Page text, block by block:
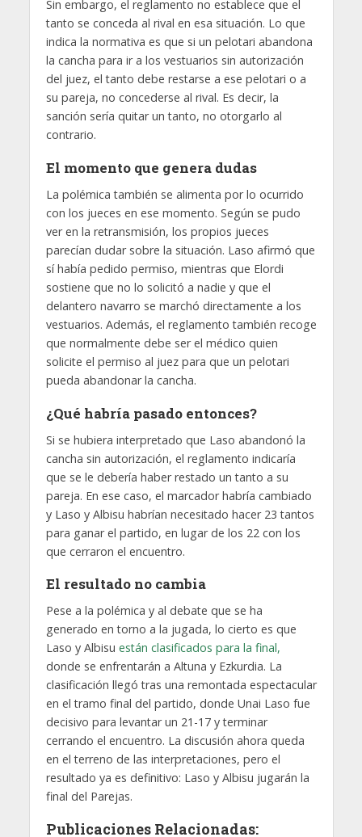
Sin embargo, el reglamento no establece que el
tanto se conceda al rival en esa situación. Lo que
indica la normativa es que si un pelotari abandona
la cancha para ir a los vestuarios sin autorización
del juez, el tanto debe restarse a ese pelotari o a
su pareja, no concederse al rival. Es decir, la
sanción sería quitar un tanto, no otorgarlo al
contrario.
El momento que genera dudas
La polémica también se alimenta por lo ocurrido
con los jueces en ese momento. Según se pudo
ver en la retransmisión, los propios jueces
parecían dudar sobre la situación. Laso afirmó que
sí había pedido permiso, mientras que Elordi
sostiene que no lo solicitó a nadie y que el
delantero navarro se marchó directamente a los
vestuarios. Además, el reglamento también recoge
que normalmente debe ser el médico quien
solicite el permiso al juez para que un pelotari
pueda abandonar la cancha.
¿Qué habría pasado entonces?
Si se hubiera interpretado que Laso abandonó la
cancha sin autorización, el reglamento indicaría
que se le debería haber restado un tanto a su
pareja. En ese caso, el marcador habría cambiado
y Laso y Albisu habrían necesitado hacer 23 tantos
para ganar el partido, en lugar de los 22 con los
que cerraron el encuentro.
El resultado no cambia
Pese a la polémica y al debate que se ha
generado en torno a la jugada, lo cierto es que
Laso y Albisu están clasificados para la final,
donde se enfrentarán a Altuna y Ezkurdia. La
clasificación llegó tras una remontada espectacular
en el tramo final del partido, donde Unai Laso fue
decisivo para levantar un 21-17 y terminar
cerrando el encuentro. La discusión ahora queda
en el terreno de las interpretaciones, pero el
resultado ya es definitivo: Laso y Albisu jugarán la
final del Parejas.
Publicaciones Relacionadas: